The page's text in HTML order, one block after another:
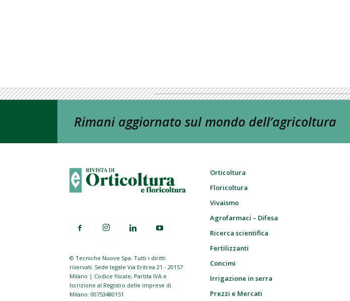
Rimani aggiornato sul mondo dell’agricoltura
© Tecniche Nuove Spa. Tutti i diritti
riservati. Sede legale Via Eritrea 21 - 20157
Milano | Codice fiscale, Partita IVA e
Iscrizione al Registro delle imprese di
Milano: 00753480151
Orticoltura
Floricoltura
Vivaismo
Agrofarmaci – Difesa
Ricerca scientifica
Fertilizzanti
Concimi
Irrigazione in serra
Prezzi e Mercati